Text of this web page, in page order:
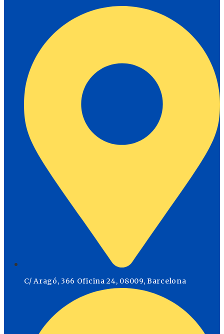
C/ Aragó, 366 Oficina 24, 08009, Barcelona